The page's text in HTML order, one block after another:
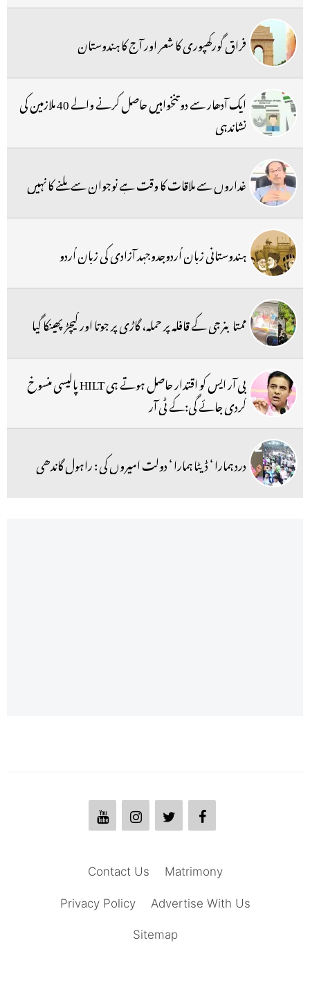
فراق گورکھپوری کا شعر اور آج کا ہندوستان
ایک آدھار سے دو تنخواہیں حاصل کرنے والے 40 ملازمین کی
نشاندہی
غداروں سے ملاقات کا وقت ہے نوجوان سے ملنے کا نہیں
ہندوستانی زبان اُردوجدوجہد آزادی کی زبان اُردو
ممتا بنرجی کے قافلہ پر حملہ، گاڑی پر جوتا اور کیچڑ پھینکا گیا
بی آر ایس کو اقتدار حاصل ہوتے ہی HILT پالیسی منسوخ
کردی جائے گی:کے ٹی آر
درد ہمارا ‘ ڈیٹا ہمارا ‘ دولت امیروں کی : راہول گاندھی
Matrimony
Contact Us
Advertise With Us
Privacy Policy
Sitemap